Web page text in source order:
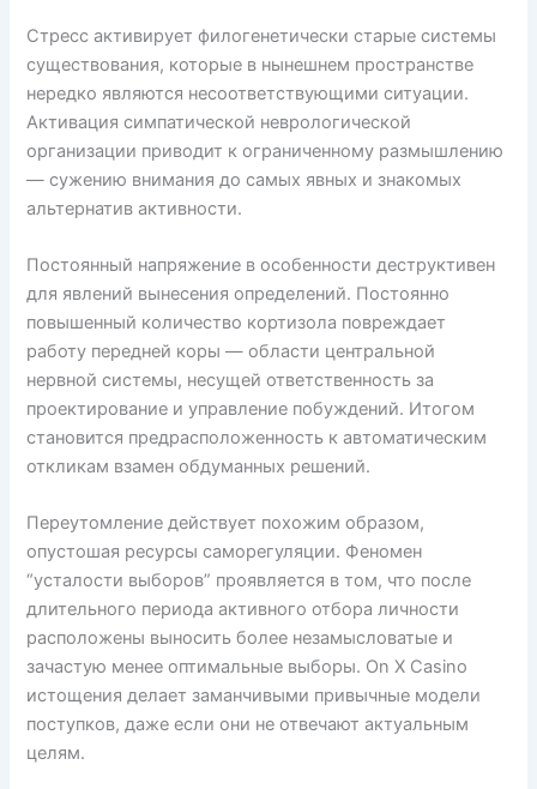
Стресс активирует филогенетически старые системы
существования, которые в нынешнем пространстве
нередко являются несоответствующими ситуации.
Активация симпатической неврологической
организации приводит к ограниченному размышлению
— сужению внимания до самых явных и знакомых
альтернатив активности.
Постоянный напряжение в особенности деструктивен
для явлений вынесения определений. Постоянно
повышенный количество кортизола повреждает
работу передней коры — области центральной
нервной системы, несущей ответственность за
проектирование и управление побуждений. Итогом
становится предрасположенность к автоматическим
откликам взамен обдуманных решений.
Переутомление действует похожим образом,
опустошая ресурсы саморегуляции. Феномен
“усталости выборов” проявляется в том, что после
длительного периода активного отбора личности
расположены выносить более незамысловатые и
зачастую менее оптимальные выборы. On X Casino
истощения делает заманчивыми привычные модели
поступков, даже если они не отвечают актуальным
целям.